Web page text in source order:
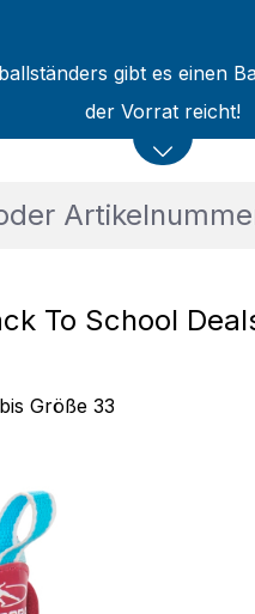
gibt es einen
der Vorrat reicht!
To School
Größe 33